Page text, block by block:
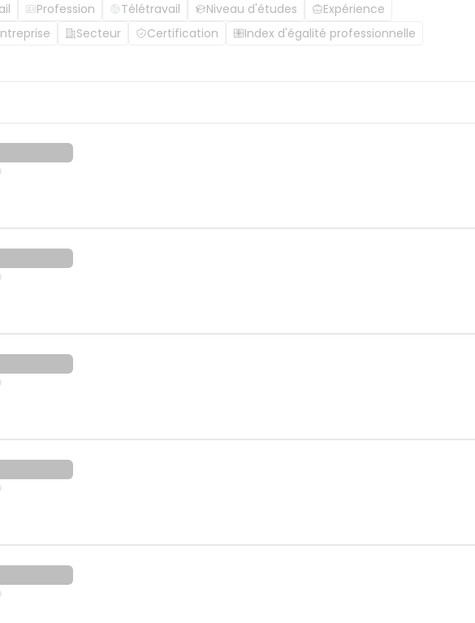
Profession Télétravail Niveau d'études Expérience
Secteur Certification Index d'égalité professionnelle